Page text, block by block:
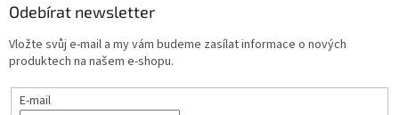
Odebírat newsletter
Vložte svůj e-mail a my vám budeme zasílat informace o nových
produktech na našem e-shopu.
E-mail